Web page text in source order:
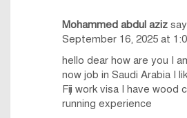
Mohammed abdul aziz
September 16, 2025 at
hello dear how are you I
now job in Saudi Arabia I
Fiji work visa I have wood
running experience